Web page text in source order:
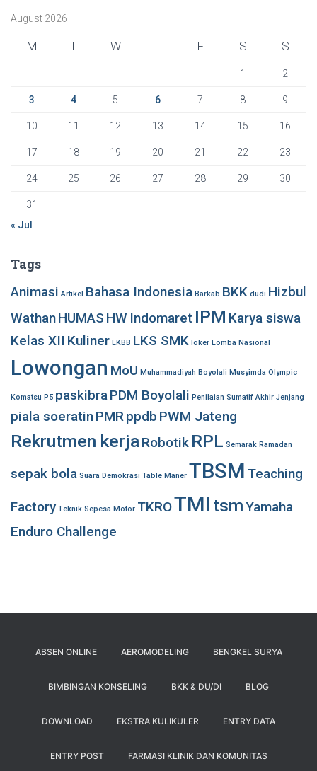
August 2026
M T W T F S S
1 2
3 4 5 6 7 8 9
10 11 12 13 14 15 16
17 18 19 20 21 22 23
24 25 26 27 28 29 30
31
« Jul
Tags
Animasi Artikel Bahasa Indonesia Barkab BKK dudi Hizbul
WathanHUMAS HW Indomaret IPM Karya siswa
Kelas XII Kuliner LKBB LKS SMK loker Lomba Nasional
Lowongan MoU Muhammadiyah Boyolali Musyimda Olympic
Komatsu P5 paskibraPDM Boyolali Penilaian Sumatif Akhir Jenjang
piala soeratinPMRppdb PWM Jateng
Rekrutmen kerjaRobotik RPL Semarak Ramadan
sepak bola Suara Demokrasi Table Maner TBSM Teaching
Factory Teknik Sepesa Motor TKROTMI tsmYamaha
Enduro Challenge
ABSEN ONLINE AEROMODELING BENGKEL SURYA
BIMBINGAN KONSELING BKK & DU/DI BLOG
DOWNLOAD EKSTRA KULIKULER ENTRY DATA
ENTRY POST FARMASI KLINIK DAN KOMUNITAS